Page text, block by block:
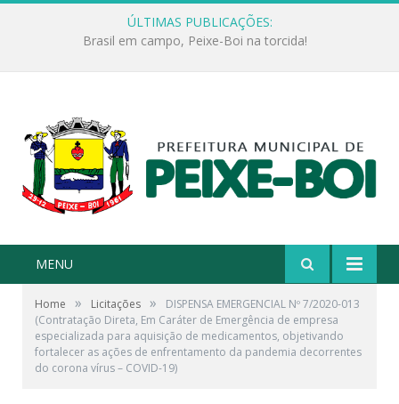
ÚLTIMAS PUBLICAÇÕES:
MENU
Home » Licitações »
DISPENSA EMERGENCIAL Nº 7/2020-013
(Contratação Direta, Em Caráter de Emergência de empresa
especializada para aquisição de medicamentos, objetivando
fortalecer as ações de enfrentamento da pandemia decorrentes
do corona vírus – COVID-19)